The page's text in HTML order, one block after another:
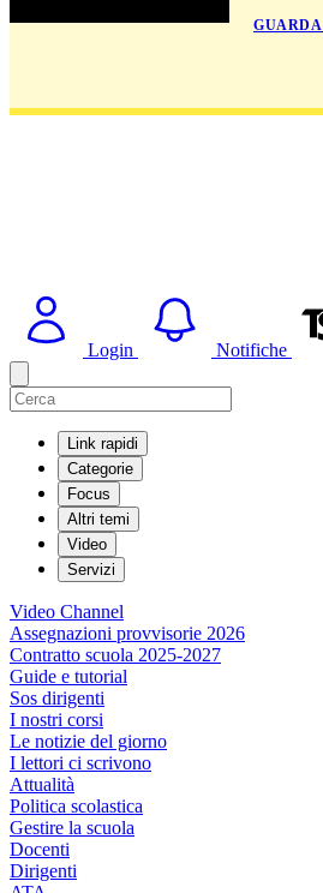
guarda
Login Notifiche
Link rapidi
Categorie
Focus
Altri temi
Video
Servizi
Video Channel
Assegnazioni provvisorie 2026
Contratto scuola 2025-2027
Guide e tutorial
Sos dirigenti
I nostri corsi
Le notizie del giorno
I lettori ci scrivono
Attualità
Politica scolastica
Gestire la scuola
Docenti
Dirigenti